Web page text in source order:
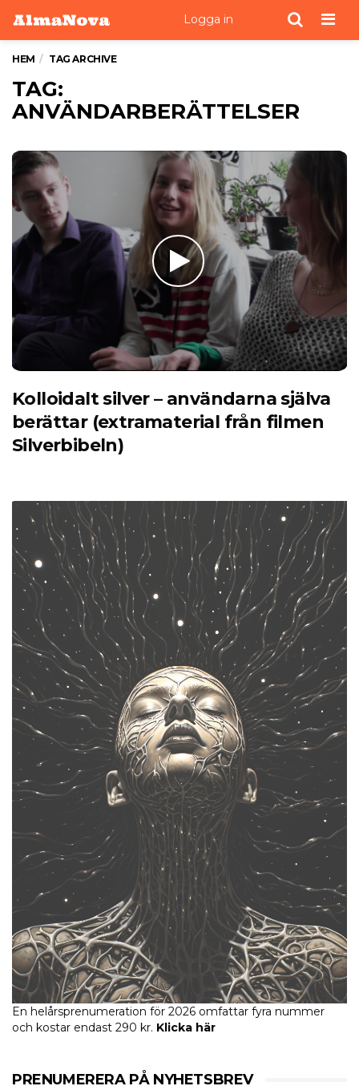
Logga in
HEM TAG ARCHIVE
TAG:
ANVÄNDARBERÄTTELSER
Kolloidalt silver – användarna själva
berättar (extramaterial från filmen
Silverbibeln)
En helårsprenumeration för 2026 omfattar fyra nummer
och kostar endast 290 kr. Klicka här
PRENUMERERA PÅ NYHETSBREV